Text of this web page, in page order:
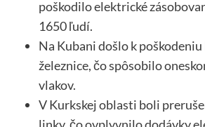
poškodilo elektrické
1650 ľudí.
Na Kubani došlo k
železnice, čo spôsobilo
vlakov.
V Kurkskej oblasti boli